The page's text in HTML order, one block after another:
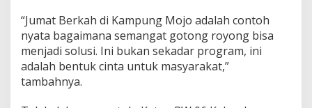
“Jumat Berkah di Kampung Mojo adalah contoh
nyata bagaimana semangat gotong royong bisa
menjadi solusi. Ini bukan sekadar program, ini
adalah bentuk cinta untuk masyarakat,”
tambahnya.